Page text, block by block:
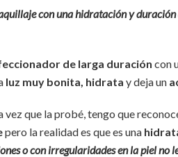
con una hidratación y
de larga duración con
luz muy bonita, hidrata y deja un
vez que la probé, tengo que
pero la realidad es que es una
o con irregularidades en la piel no